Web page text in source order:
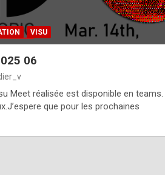
VISU
06
Meet réalisée est disponible en teams.
que pour les prochaines